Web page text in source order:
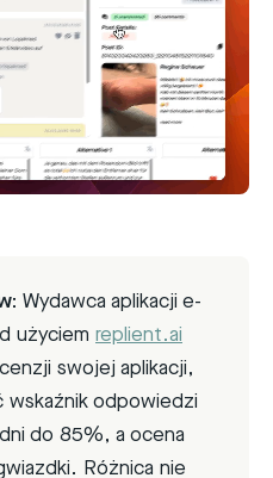
Wydawca aplikacji e-
użyciem replient.ai
swojej aplikacji,
wskaźnik odpowiedzi
do 85%, a ocena
Różnica nie